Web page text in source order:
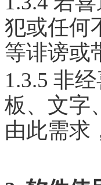
犯或任何
等诽谤或
1.3.5 非
板、文字
由此需求